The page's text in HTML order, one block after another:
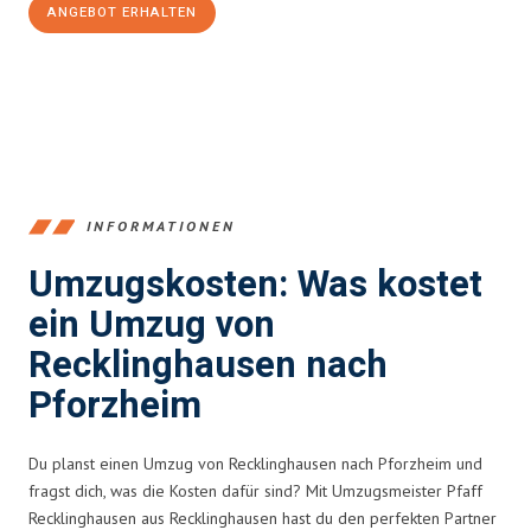
ANGEBOT ERHALTEN
INFORMATIONEN
Umzugskosten: Was kostet
ein Umzug von
Recklinghausen nach
Pforzheim
Du planst einen Umzug von Recklinghausen nach Pforzheim und
fragst dich, was die Kosten dafür sind? Mit Umzugsmeister Pfaff
Recklinghausen aus Recklinghausen hast du den perfekten Partner